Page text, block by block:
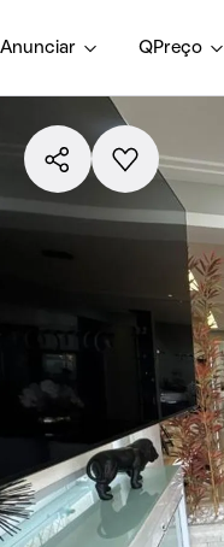
Anunciar QPreço